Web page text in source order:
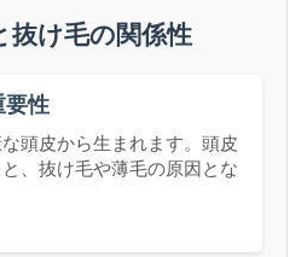
抜け毛の関係性
要性
頭皮から生まれます。頭皮
、抜け毛や薄毛の原因とな